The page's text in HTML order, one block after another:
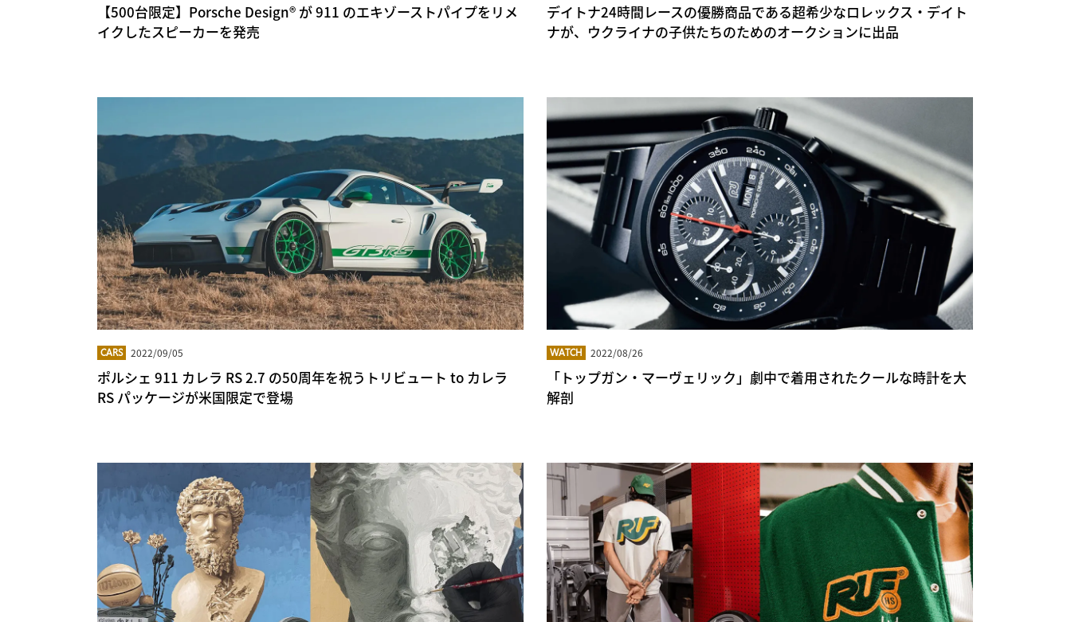
【500台限定】Porsche Design® が 911 のエキゾーストパイプをリメ
イクしたスピーカーを発売
デイトナ24時間レースの優勝商品である超希少なロレックス・デイト
ナが、ウクライナの子供たちのためのオークションに出品
CARS 2022/09/05
ポルシェ 911 カレラ RS 2.7 の50周年を祝うトリビュート to カレラ
RS パッケージが米国限定で登場
WATCH 2022/08/26
「トップガン・マーヴェリック」劇中で着用されたクールな時計を大
解剖